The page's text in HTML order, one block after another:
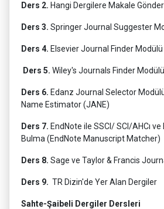
Ders 2. Hangi Dergilere Makale
Ders 3. Springer Journal Suggester
Ders 4. Elsevier Journal Finder Modülü
Ders 5. Wiley's Journals Finder Modülü
Ders 6. Edanz Journal Selector
Name Estimator (JANE)
Ders 7. EndNote ile SSCI/ SCI/AHCı
Bulma (EndNote Manuscript Matcher)
Ders 8. Sage ve Taylor & Francis
Ders 9. TR Dizin'de Yer Alan Dergiler
Sahte-Şaibeli Dergiler Dersleri